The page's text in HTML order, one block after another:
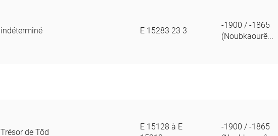
indéterminé E 15283 23 3
-1900 / -1865
(Noubkaourê...
Trésor de Tôd
E 15128 à E
-1900 / -1865